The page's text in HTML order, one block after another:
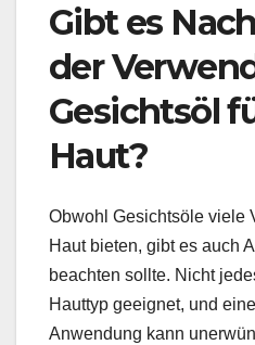
Gibt es
der
Gesichtsöl
Haut?
Obwohl Gesichtsöle viele
Haut bieten, gibt es auch
beachten sollte. Nicht
Hauttyp geeignet, und
Anwendung kann